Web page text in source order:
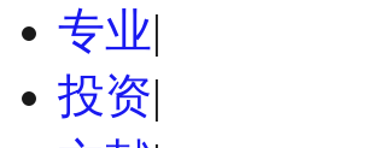
专业|
投资|